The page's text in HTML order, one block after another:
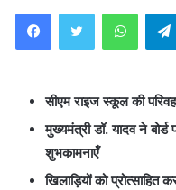
सीएम राइज स्कूल की
मुख्यमंत्री डॉ. यादव ने बोर्ड
शुभकामनाएँ
खिलाड़ियों को प्रोत्साहित